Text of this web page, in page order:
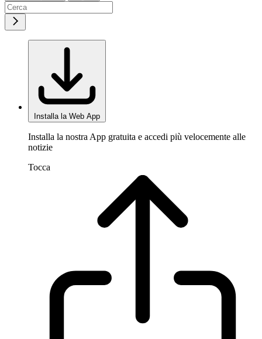
Installa la Web App
Installa la nostra App gratuita e accedi più velocemente alle
notizie
Tocca